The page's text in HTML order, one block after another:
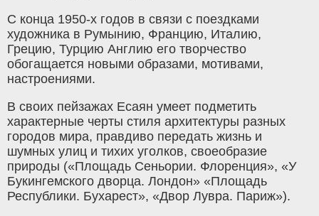
С конца 1950-х годов в связи с поездками
художника в Румынию, Францию, Италию,
Грецию, Турцию Англию его творчество
обогащается новыми образами, мотивами,
настроениями.
В своих пейзажах Есаян умеет подметить
характерные черты стиля архитектуры разных
городов мира, правдиво передать жизнь и
шумных улиц и тихих уголков, своеобразие
природы («Площадь Сеньории. Флоренция», «У
Букингемского дворца. Лондон» «Площадь
Республики. Бухарест», «Двор Лувра. Париж»).